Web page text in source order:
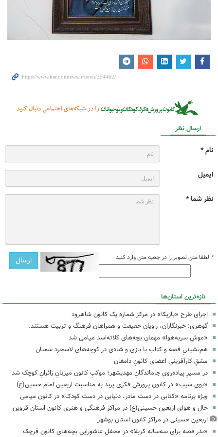
ارسال نظر
نام *
ایمیل
نظر شما *
* لطفا متن تصویر را در جعبه متن وارد کنید
تازه‌ترین استان‌ها
اجرای طرح «بازیکا» در مرکز شماره یک کانون شاهرود
گوهری: خبرنگاران، راویان حقیقت و همراهان فرهنگ و تربیت هستند.
«موشِ سربه‌هوا» مهمانِ بچه‌های کلاته‌اسد میامی شد
هم‌نشینیِ قصه و کتاب با بازی و شادی در کوچه‌های لاسجرد سمنان
مشقِ کارآفرینیِ اعضای کانونِ دامغان
در مسیرِ پیاده‌رویِ جاماندگانِ مهدیشهر؛ موکبِ کانون میزبانِ زائرانِ کوچک شد
«بوی سیب» در کانون پرورش فکری پرند به مناسبت اربعین امام حسین(ع)
ویژه برنامه «کتابی در دست مادر، دنیایی در دست کودک» در کانون میامی
حال و هوای اربعین حسینی(ع) در مراکز فرهنگی و هنری کانون استان قزوین
اربعین حسینی در مراکز کانون استان بوشهر
«نذر قصه برای سه‌ساله کربلا» در محفل عاشورایی بچه‌های کانون قرچک